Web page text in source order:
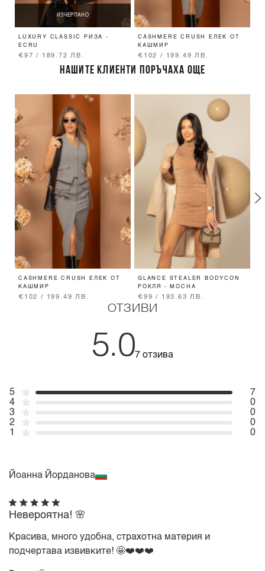
ИЗЧЕРПАНО
LUXURY CLASSIC РИЗА -
ECRU
€97 / 189.72 ЛВ.
CASHMERE CRUSH ЕЛЕК ОТ
КАШМИР
€102 / 199.49 ЛВ.
НАШИТЕ КЛИЕНТИ ПОРЪЧАХА ОЩЕ
CASHMERE CRUSH ЕЛЕК ОТ
КАШМИР
€102 / 199.49 ЛВ.
GLANCE STEALER BODYCON
РОКЛЯ - MOCHA
€99 / 193.63 ЛВ.
ОТЗИВИ
5.07 отзива
5
7
4
0
3
0
2
0
1
0
Йоанна Йорданова
Невероятна! 🌸
Красива, много удобна, страхотна материя и
подчертава извивките! 🤩❤️❤️❤️